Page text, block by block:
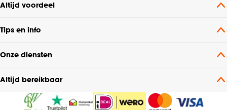
Altijd voordeel
Tips en info
Onze diensten
Altijd bereikbaar